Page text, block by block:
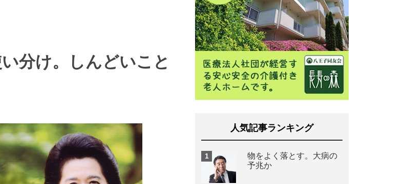
分け。しんどいこと
人気記事ランキング
物をよく落とす。大病の
予兆か